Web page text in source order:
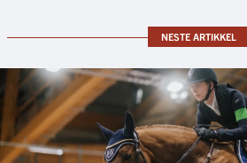
NESTE ARTIKKEL